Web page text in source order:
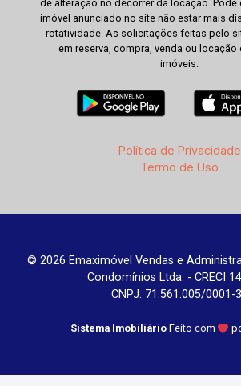
de alteração no decorrer da locação. Pode
imóvel anunciado no site não estar mais
rotatividade. As solicitações feitas pelo
em reserva, compra, venda ou locação
imóveis.
Política de Privacidade
Termo de Uso
© 2026 Emaximóvel Vendas e
Condomínios Ltda. - CRECI
CNPJ: 71.561.005/0001-
Sistema Imobiliário Feito com